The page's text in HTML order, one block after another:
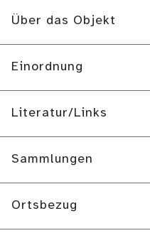
Über das Objekt
Einordnung
Literatur/Links
Sammlungen
Ortsbezug